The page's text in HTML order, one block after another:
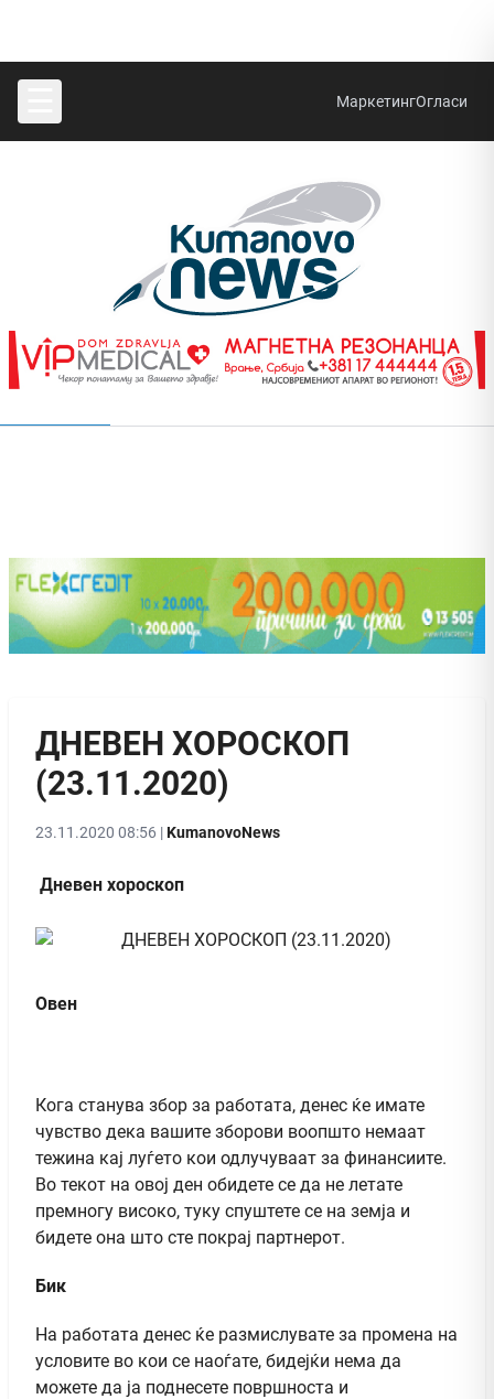
МаркетингОгласи
ДНЕВЕН ХОРОСКОП
(23.11.2020)
23.11.2020 08:56 |KumanovoNews
Дневен хороскоп
Овен
Кога станува збор за работата, денес ќе имате
чувство дека вашите зборови воопшто немаат
тежина кај луѓето кои одлучуваат за финансиите.
Во текот на овој ден обидете се да не летате
премногу високо, туку спуштете се на земја и
бидете она што сте покрај партнерот.
Бик
На работата денес ќе размислувате за промена на
условите во кои се наоѓате, бидејќи нема да
можете да ја поднесете површноста и